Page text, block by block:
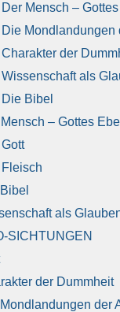
Der Mensch –
Die Mond­lan­dun­gen
Cha­rak­ter der
Wis­sen­schaft als
Die Bibel
– Got­tes
Gott
Fleisch
als
SICH­TUN­GEN
der Dumm­heit
der